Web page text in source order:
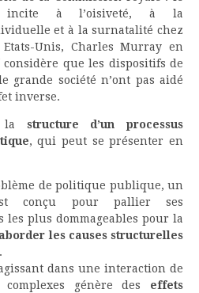
incite à l’oisiveté, à la
et à la surnatalité chez
Unis, Charles Murray en
considère que les dispositifs de
grande société n’ont pas aidé
inverse.
la structure d’un processus
, qui peut se présenter en
de politique publique, un
conçu pour pallier ses
les plus dommageables pour la
les causes structurelles
.
dans une interaction de
complexes génère des effets